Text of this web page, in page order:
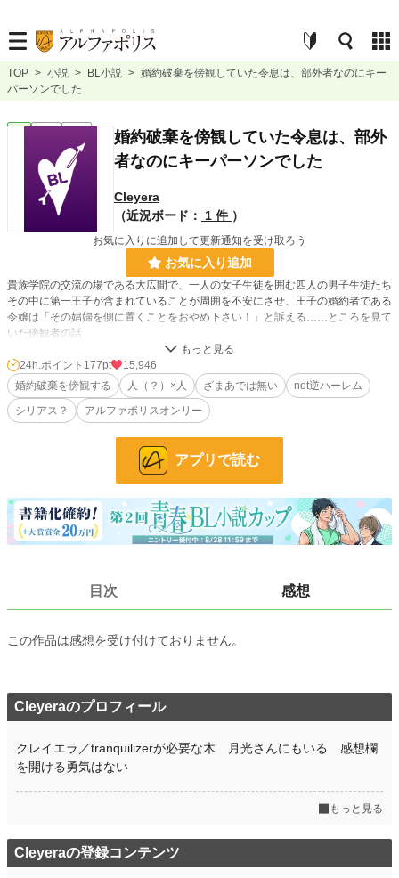
TOP > 小説 > BL小説 > 婚約破棄を傍観していた令息は、部外者なのにキー
パーソンでした
BL 完結 短編
婚約破棄を傍観していた令息は、部外
者なのにキーパーソンでした
Cleyera
（近況ボード：
1 件 ）
お気に入りに追加して更新通知を受け取ろう
お気に入り追加
貴族学院の交流の場である大広間で、一人の女子生徒を囲む四人の男子生徒たち
その中に第一王子が含まれていることが周囲を不安にさせ、王子の婚約者である
令嬢は「その娼婦を側に置くことをおやめ下さい！」と訴える……ところを見て
いた傍観者の話
：注意：
作者は素人です
傍観者視点の話
人（？）×人
安心安全の全年齢！だよ(´∀｀*)
7,670 位 / 228,785 件
BL 1,499 位 / 31,416 件
お気に入り 1,163
文字数 18,933
更新日時 2022.02.15 20:08
初回完結日時 2022.02.13 18:14
月間ポイント 8,386 pt (5,267 位)
年間ポイント 119,308 pt (5,157 位)
24h.ポイント 177pt
15,946
婚約破棄を傍観する
人（？）×人 ざまあでは無い
not逆ハーレム
シリアス？
アルファポリスオンリー
アプリで読む
目次 感想
この作品は感想を受け付けておりません。
Cleyeraのプロフィール
クレイエラ／tranquilizerが必要な木 月光さんにもいる 感想欄
を開ける勇気はない
もっと見る
Cleyeraの登録コンテンツ